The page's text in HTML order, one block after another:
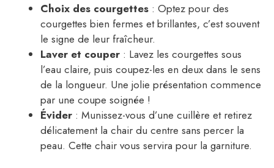
Choix des courgettes : Optez pour des
courgettes bien fermes et brillantes, c’est souvent
le signe de leur fraîcheur.
Laver et couper : Lavez les courgettes sous
l’eau claire, puis coupez-les en deux dans le sens
de la longueur. Une jolie présentation commence
par une coupe soignée !
Évider : Munissez-vous d’une cuillère et retirez
délicatement la chair du centre sans percer la
peau. Cette chair vous servira pour la garniture.